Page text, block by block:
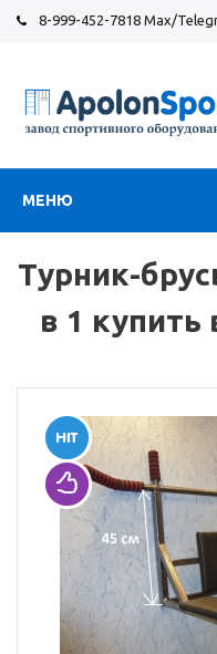
8-999-452-7818 Max/
МЕНЮ
Турник-
в 1 купить